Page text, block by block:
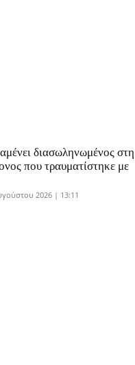
διασωληνωμένος στη
που τραυματίστηκε με
2026 | 13:11